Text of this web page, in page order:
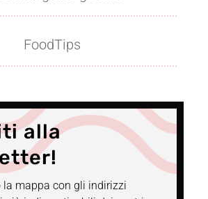
FoodTips
alla
la mappa con gli indirizzi